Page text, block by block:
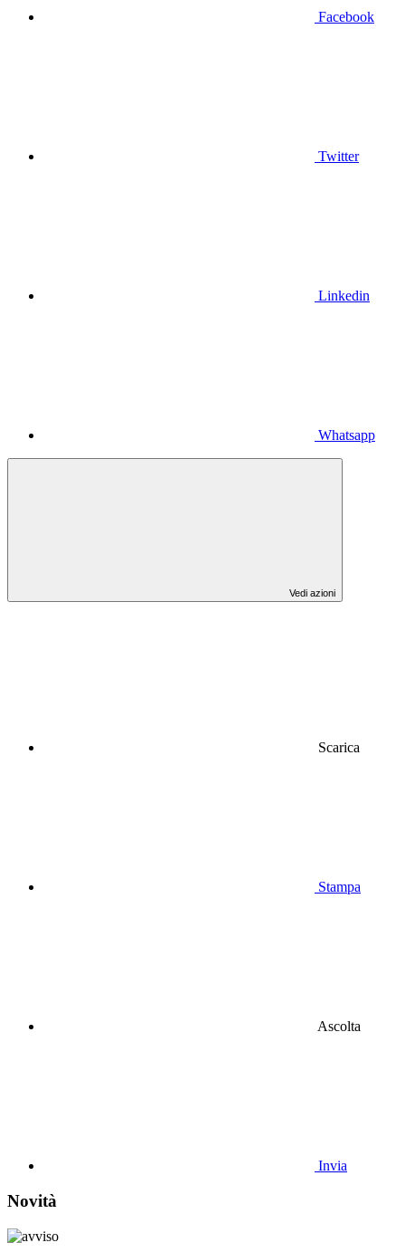
Facebook
Twitter
Linkedin
Whatsapp
Vedi azioni
Scarica
Stampa
Ascolta
Invia
Novità